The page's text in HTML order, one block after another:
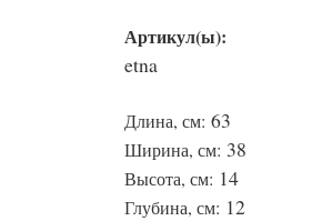
Артикул(ы):
etna
Длина, см: 63
Ширина, см: 38
Высота, см: 14
Глубина, см: 12